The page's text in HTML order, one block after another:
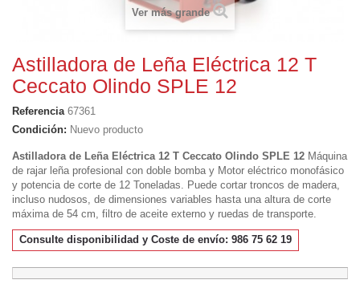
Ver más grande
Astilladora de Leña Eléctrica 12 T
Ceccato Olindo SPLE 12
Referencia 67361
Condición: Nuevo producto
Astilladora de Leña Eléctrica 12 T Ceccato Olindo SPLE 12 Máquina
de rajar leña profesional con doble bomba y Motor eléctrico monofásico
y potencia de corte de 12 Toneladas. Puede cortar troncos de madera,
incluso nudosos, de dimensiones variables hasta una altura de corte
máxima de 54 cm, filtro de aceite externo y ruedas de transporte.
Consulte disponibilidad y Coste de envío: 986 75 62 19